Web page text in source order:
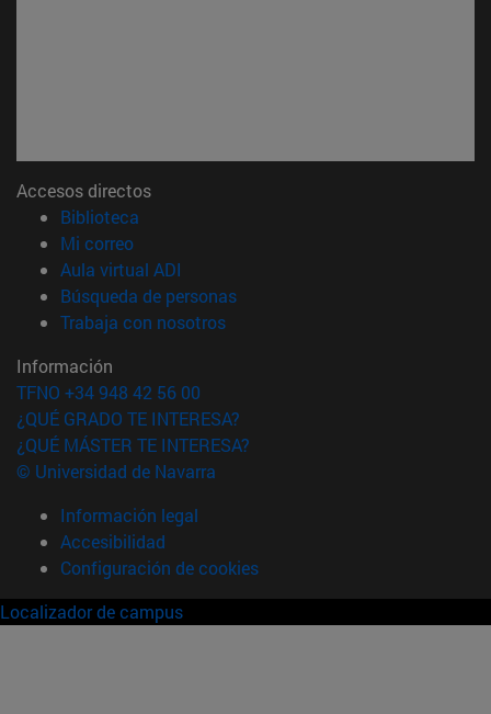
Accesos directos
Biblioteca
Mi correo(abre en nueva ventana)
Aula virtual ADI
Búsqueda de personas(abre en nueva ventana)
Trabaja con nosotros(abre en nueva ventana)
Información
TFNO +34 948 42 56 00
¿QUÉ GRADO TE INTERESA?
¿QUÉ MÁSTER TE INTERESA?
© Universidad de Navarra
Información legal
Accesibilidad
Configuración de cookies
Localizador de campus